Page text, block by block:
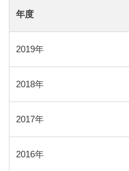
年度
2019年
2018年
2017年
2016年